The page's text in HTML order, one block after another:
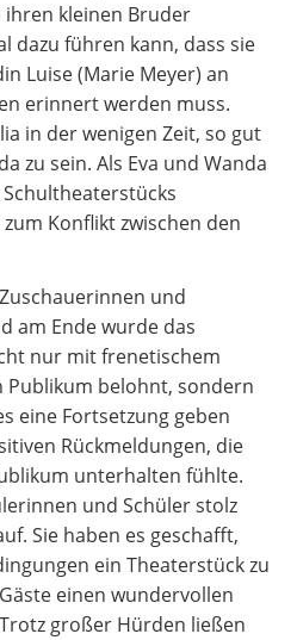
kleinen Bruder
dazu führen kann, dass sie
Luise (Marie Meyer) an
erinnert werden muss.
in der wenigen Zeit, so gut
zu sein. Als Eva und Wanda
Konflikt zwischen den
und
am Ende wurde das
nur mit frenetischem
Publikum belohnt, sondern
eine Fortsetzung geben
Rückmeldungen, die
unterhalten fühlte.
und Schüler stolz
Sie haben es geschafft,
ein Theaterstück zu
einen wundervollen
großer Hürden ließen